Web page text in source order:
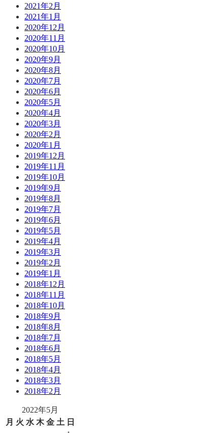
2021年2月
2021年1月
2020年12月
2020年11月
2020年10月
2020年9月
2020年8月
2020年7月
2020年6月
2020年5月
2020年4月
2020年3月
2020年2月
2020年1月
2019年12月
2019年11月
2019年10月
2019年9月
2019年8月
2019年7月
2019年6月
2019年5月
2019年4月
2019年3月
2019年2月
2019年1月
2018年12月
2018年11月
2018年10月
2018年9月
2018年8月
2018年7月
2018年6月
2018年5月
2018年4月
2018年3月
2018年2月
2022年5月
月 火 水 木 金 土 日